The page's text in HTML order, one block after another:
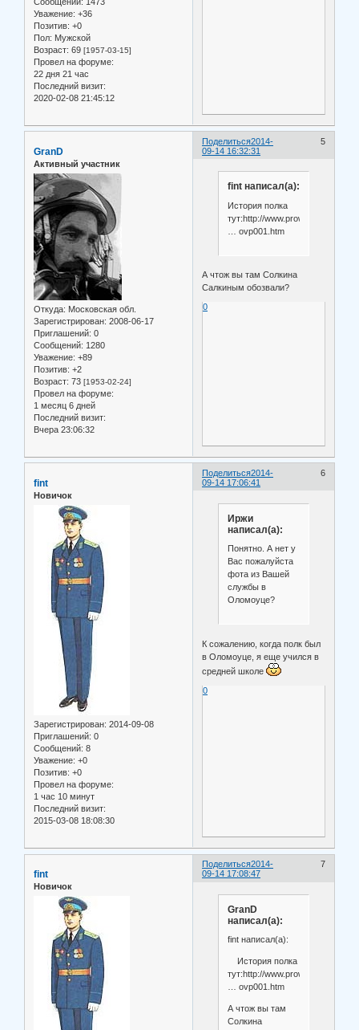
Уважение: +36
Позитив: +0
Пол: Мужской
Возраст: 69 [1957-03-15]
Провел на форуме:
22 дня 21 час
Последний визит:
2020-02-08 21:45:12
Поделиться 5
2014-
09-14 16:32:31
GranD
Активный участник
Откуда: Московская обл.
Зарегистрирован: 2008-06-17
Приглашений: 0
Сообщений: 1280
Уважение: +89
Позитив: +2
Возраст: 73 [1953-02-24]
Провел на форуме:
1 месяц 6 дней
Последний визит:
Вчера 23:06:32
fint написал(а):
История полка
тут:http://www.prowars.ru/
… ovp001.htm
А чтож вы там Солкина
Салкиным обозвали?
0
Поделиться 6
2014-
09-14 17:06:41
fint
Новичок
Зарегистрирован: 2014-09-08
Приглашений: 0
Сообщений: 8
Уважение: +0
Позитив: +0
Провел на форуме:
1 час 10 минут
Последний визит:
2015-03-08 18:08:30
Иржи
написал(а):
Понятно. А нет у
Вас пожалуйста
фота из Вашей
службы в
Оломоуце?
К сожалению, когда полк был
в Оломоуце, я еще учился в
средней школе
0
Поделиться 7
2014-
09-14 17:08:47
fint
Новичок
GranD
написал(а):
fint написал(а):
История полка
тут:http://www.prowars.ru/
… ovp001.htm
А чтож вы там
Солкина